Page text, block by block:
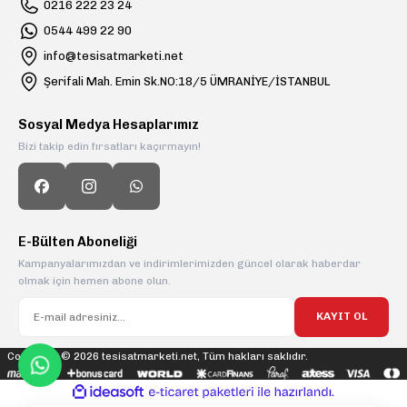
0216 222 23 24
0544 499 22 90
info@tesisatmarketi.net
Şerifali Mah. Emin Sk.NO:18/5 ÜMRANİYE/İSTANBUL
Sosyal Medya Hesaplarımız
Bizi takip edin fırsatları kaçırmayın!
E-Bülten Aboneliği
Kampanyalarımızdan ve indirimlerimizden güncel olarak haberdar
olmak için hemen abone olun.
KAYIT OL
Copyright © 2026 tesisatmarketi.net, Tüm hakları saklıdır.
ideasoft
e-